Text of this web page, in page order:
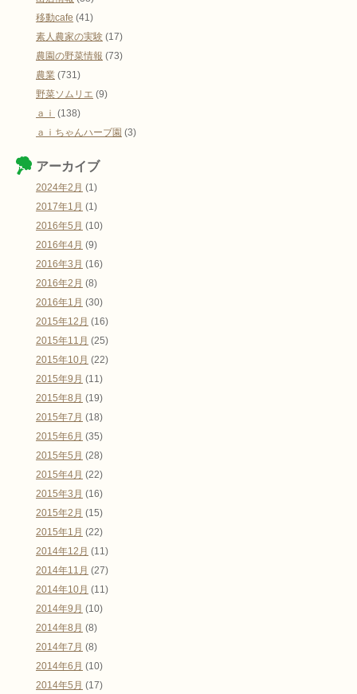
移動cafe (41)
素人農家の実験 (17)
農園の野菜情報 (73)
農業 (731)
野菜ソムリエ (9)
ａｉ (138)
ａｉちゃんハーブ園 (3)
アーカイブ
2024年2月 (1)
2017年1月 (1)
2016年5月 (10)
2016年4月 (9)
2016年3月 (16)
2016年2月 (8)
2016年1月 (30)
2015年12月 (16)
2015年11月 (25)
2015年10月 (22)
2015年9月 (11)
2015年8月 (19)
2015年7月 (18)
2015年6月 (35)
2015年5月 (28)
2015年4月 (22)
2015年3月 (16)
2015年2月 (15)
2015年1月 (22)
2014年12月 (11)
2014年11月 (27)
2014年10月 (11)
2014年9月 (10)
2014年8月 (8)
2014年7月 (8)
2014年6月 (10)
2014年5月 (17)